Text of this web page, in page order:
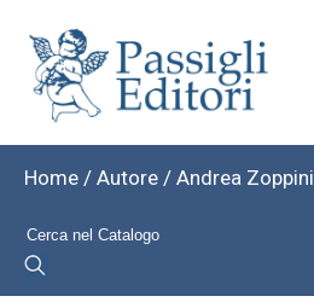
Home / Autore / Andrea Zoppini